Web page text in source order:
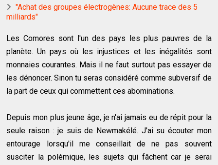
"Achat des groupes électrogènes: Aucune trace des 5
milliards"
Les Comores sont l'un des pays les plus pauvres de la
planète. Un pays où les injustices et les inégalités sont
monnaies courantes. Mais il ne faut surtout pas essayer de
les dénoncer. Sinon tu seras considéré comme subversif de
la part de ceux qui commettent ces abominations.
Depuis mon plus jeune âge, je n'ai jamais eu de répit pour la
seule raison : je suis de Newmakélé. J'ai su écouter mon
entourage lorsqu'il me conseillait de ne pas souvent
susciter la polémique, les sujets qui fâchent car je serai